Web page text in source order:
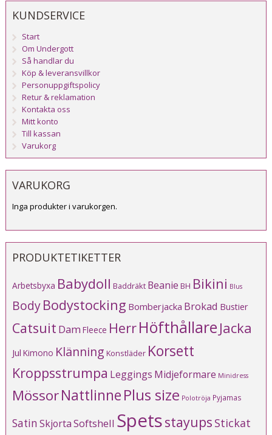
KUNDSERVICE
Start
Om Undergott
Så handlar du
Köp & leveransvillkor
Personuppgiftspolicy
Retur & reklamation
Kontakta oss
Mitt konto
Till kassan
Varukorg
VARUKORG
Inga produkter i varukorgen.
PRODUKTETIKETTER
Arbetsbyxa Babydoll Baddräkt Beanie BH Bikini Blus
BodyBodystocking Bomberjacka Brokad Bustier
Catsuit Dam Fleece HerrHöfthållare Jacka
Jul Kimono Klänning Konstläder Korsett
Kroppsstrumpa Leggings Midjeformare Minidress
MössorNattlinnePlus size Polotröja Pyjamas
SatinSkjortaSoftshell Spetsstayups Stickat